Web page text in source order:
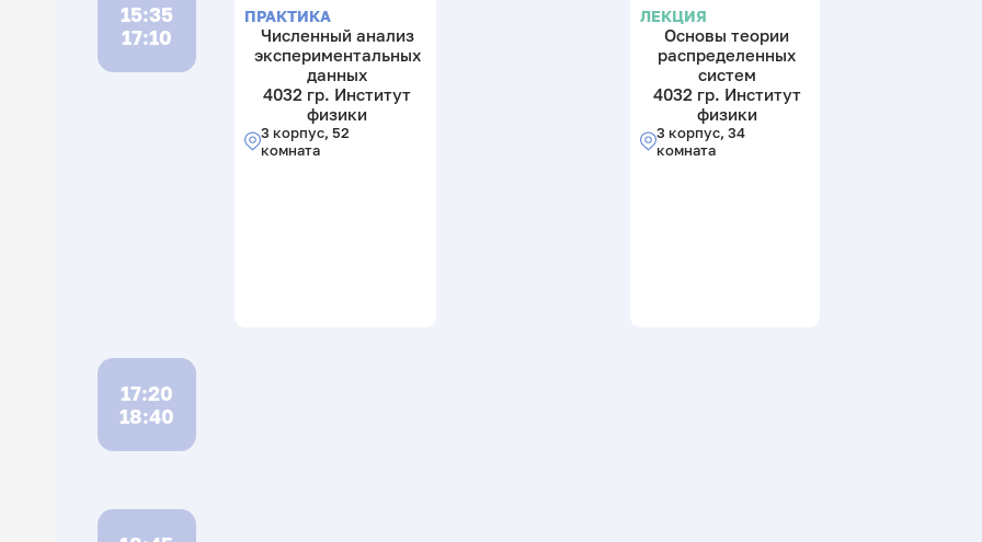
15:35
17:10
ПРАКТИКА
Численный анализ
экспериментальных
данных
4032 гр. Институт
физики
3 корпус, 52
комната
ЛЕКЦИЯ
Основы теории
распределенных
систем
4032 гр. Институт
физики
3 корпус, 34
комната
17:20
18:40